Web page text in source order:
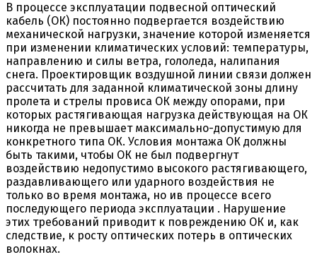
В процессе эксплуатации подвесной оптический
кабель (ОК) постоянно подвергается воздействию
механической нагрузки, значение которой изменяется
при изменении климатических условий: температуры,
направлению и силы ветра, гололеда, налипания
снега. Проектировщик воздушной линии связи должен
рассчитать для заданной климатической зоны длину
пролета и стрелы провиса ОК между опорами, при
которых растягивающая нагрузка действующая на ОК
никогда не превышает максимально-допустимую для
конкретного типа ОК. Условия монтажа ОК должны
быть такими, чтобы ОК не был подвергнут
воздействию недопустимо высокого растягивающего,
раздавливающего или ударного воздействия не
только во время монтажа, но ив процессе всего
последующего периода эксплуатации . Нарушение
этих требований приводит к повреждению ОК и, как
следствие, к росту оптических потерь в оптических
волокнах.